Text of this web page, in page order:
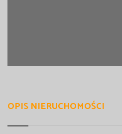
OPIS NIERUCHOMOŚCI